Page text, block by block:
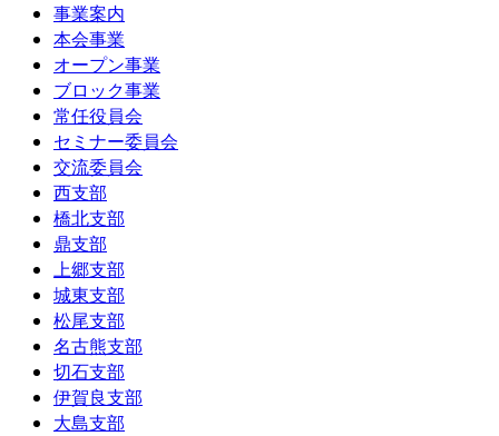
事業案内
本会事業
オープン事業
ブロック事業
常任役員会
セミナー委員会
交流委員会
西支部
橋北支部
鼎支部
上郷支部
城東支部
松尾支部
名古熊支部
切石支部
伊賀良支部
大島支部